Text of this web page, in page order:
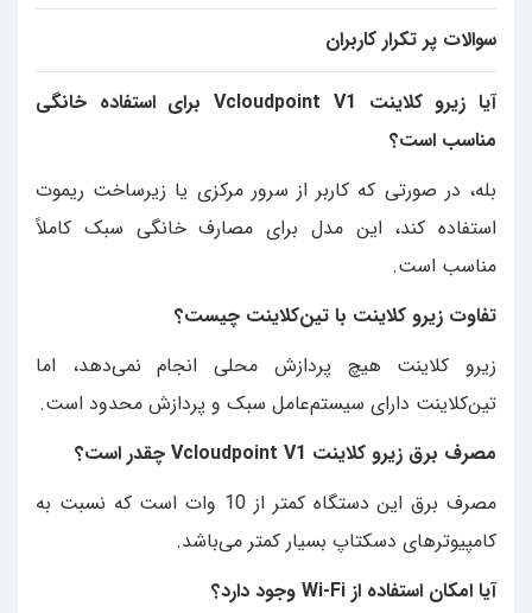
سوالات پر تکرار کاربران
آیا زیرو کلاینت Vcloudpoint V1 برای استفاده خانگی
مناسب است؟
بله، در صورتی که کاربر از سرور مرکزی یا زیرساخت ریموت
استفاده کند، این مدل برای مصارف خانگی سبک کاملاً
مناسب است.
تفاوت زیرو کلاینت با تین‌کلاینت چیست؟
زیرو کلاینت هیچ پردازش محلی انجام نمی‌دهد، اما
تین‌کلاینت دارای سیستم‌عامل سبک و پردازش محدود است.
مصرف برق زیرو کلاینت Vcloudpoint V1 چقدر است؟
مصرف برق این دستگاه کمتر از 10 وات است که نسبت به
کامپیوترهای دسکتاپ بسیار کمتر می‌باشد.
آیا امکان استفاده از Wi-Fi وجود دارد؟